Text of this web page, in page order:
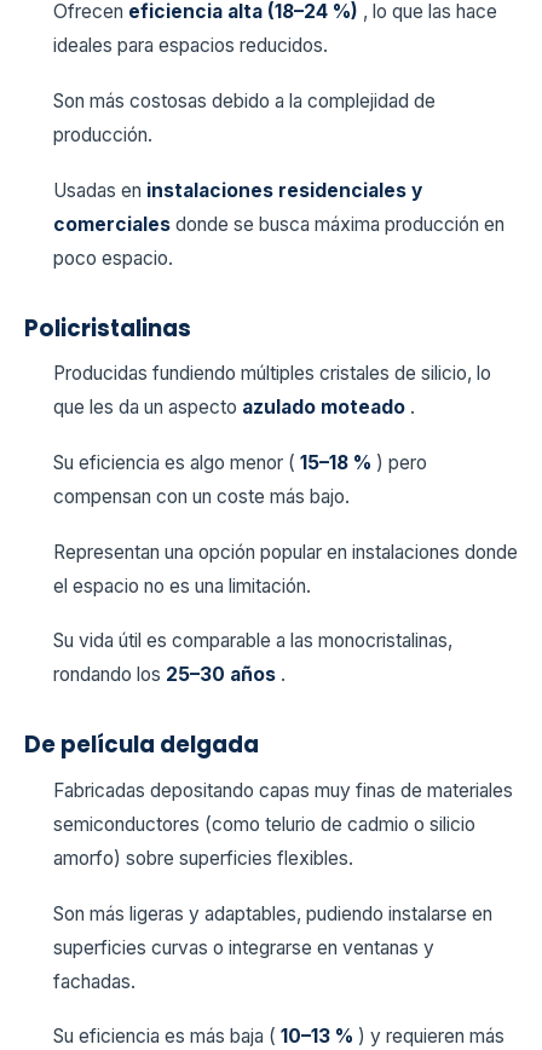
Ofrecen eficiencia alta (18–24 %) , lo que las hace
ideales para espacios reducidos.
Son más costosas debido a la complejidad de
producción.
Usadas en instalaciones residenciales y
comerciales donde se busca máxima producción en
poco espacio.
Policristalinas
Producidas fundiendo múltiples cristales de silicio, lo
que les da un aspecto azulado moteado .
Su eficiencia es algo menor ( 15–18 % ) pero
compensan con un coste más bajo.
Representan una opción popular en instalaciones donde
el espacio no es una limitación.
Su vida útil es comparable a las monocristalinas,
rondando los 25–30 años .
De película delgada
Fabricadas depositando capas muy finas de materiales
semiconductores (como telurio de cadmio o silicio
amorfo) sobre superficies flexibles.
Son más ligeras y adaptables, pudiendo instalarse en
superficies curvas o integrarse en ventanas y
fachadas.
Su eficiencia es más baja ( 10–13 % ) y requieren más